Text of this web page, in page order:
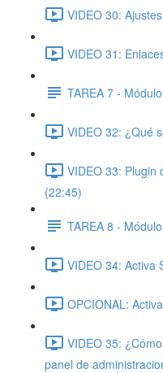
VIDEO 30:
VIDEO 31:
TAREA 7 - Módulo
VIDEO 32: ¿Qué
VIDEO 33: Plugin
(22:45)
TAREA 8 - Módulo
VIDEO 34: Activa
OPCIONAL:
VIDEO 35:
panel de